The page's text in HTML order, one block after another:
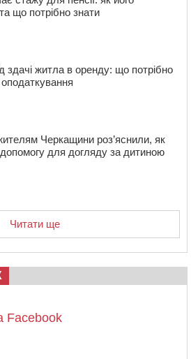
що потрібно знати
здачі житла в оренду: що потрібно
Черкащини роз’яснили, як
для догляду за дитиною
Читати ще
Facebook